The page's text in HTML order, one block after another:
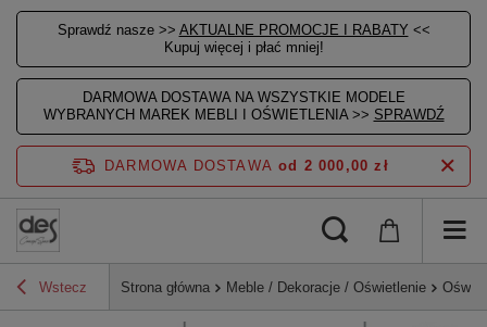
Sprawdź nasze >> AKTUALNE PROMOCJE I RABATY <<
Kupuj więcej i płać mniej!
DARMOWA DOSTAWA NA WSZYSTKIE MODELE
WYBRANYCH MAREK MEBLI I OŚWIETLENIA >> SPRAWDŹ
DARMOWA DOSTAWA od 2 000,00 zł
Wstecz Strona główna Meble / Dekoracje / Oświetlenie